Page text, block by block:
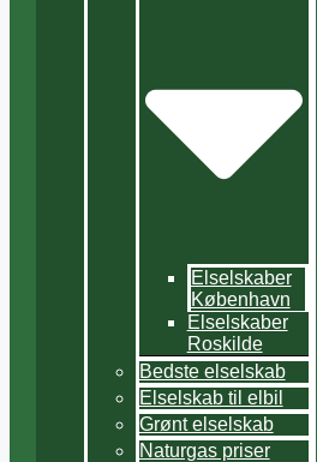
Elselskaber
København
Elselskaber
Roskilde
Bedste elselskab
Elselskab til elbil
Grønt elselskab
Naturgas priser